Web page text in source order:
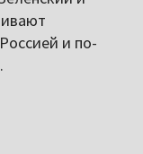
и по-